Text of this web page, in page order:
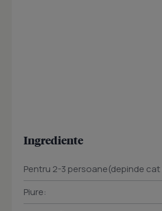
Ingrediente
Pentru 2-3 persoane(depinde cat
Piure: